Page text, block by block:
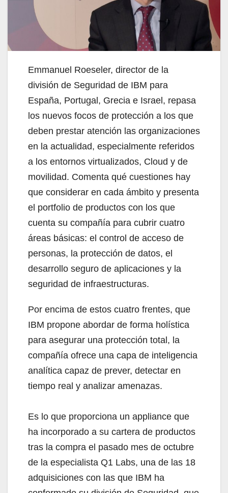
Emmanuel Roeseler, director de la
división de Seguridad de IBM para
España, Portugal, Grecia e Israel, repasa
los nuevos focos de protección a los que
deben prestar atención las organizaciones
en la actualidad, especialmente referidos
a los entornos virtualizados, Cloud y de
movilidad. Comenta qué cuestiones hay
que considerar en cada ámbito y presenta
el portfolio de productos con los que
cuenta su compañía para cubrir cuatro
áreas básicas: el control de acceso de
personas, la protección de datos, el
desarrollo seguro de aplicaciones y la
seguridad de infraestructuras.
Por encima de estos cuatro frentes, que
IBM propone abordar de forma holística
para asegurar una protección total, la
compañía ofrece una capa de inteligencia
analítica capaz de prever, detectar en
tiempo real y analizar amenazas.
Es lo que proporciona un appliance que
ha incorporado a su cartera de productos
tras la compra el pasado mes de octubre
de la especialista Q1 Labs, una de las 18
adquisiciones con las que IBM ha